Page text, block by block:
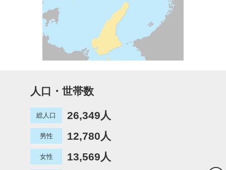
人口・世帯数
総人口 26,349人
男性 12,780人
女性 13,569人